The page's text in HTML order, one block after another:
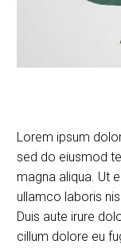
Lorem ipsum
sed do eiusmod
magna aliqua. Ut
ullamco laboris
Duis aute irure
cillum dolore eu